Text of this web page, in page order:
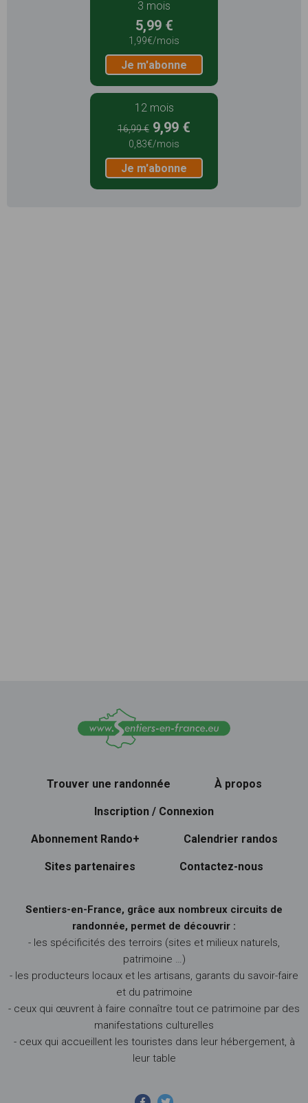
3 mois
5,99 €
1,99€/mois
Je m'abonne
12 mois
16,99 € 9,99 €
0,83€/mois
Je m'abonne
Trouver une randonnée À propos
Inscription / Connexion
Abonnement Rando+ Calendrier randos
Sites partenaires Contactez-nous
Sentiers-en-France, grâce aux nombreux circuits de
randonnée, permet de découvrir :
- les spécificités des terroirs (sites et milieux naturels,
patrimoine …)
- les producteurs locaux et les artisans, garants du savoir-faire
et du patrimoine
- ceux qui œuvrent à faire connaître tout ce patrimoine par des
manifestations culturelles
- ceux qui accueillent les touristes dans leur hébergement, à
leur table